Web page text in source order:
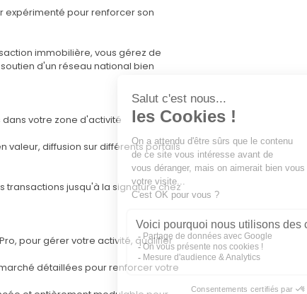
expérimenté pour renforcer son
immobilière, vous gérez de
d'un réseau national bien
votre zone d'activité
valeur, diffusion sur différents portails
jusqu'à la signature chez
pour gérer votre activité, qualifier
détaillées pour renforcer votre